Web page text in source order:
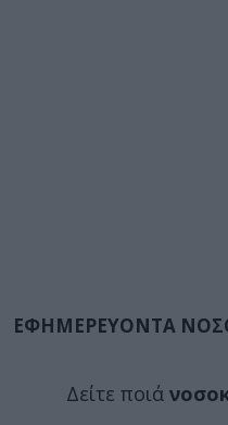
ΕΦΗΜΕΡΕΥΟΝΤΑ
Δείτε ποιά